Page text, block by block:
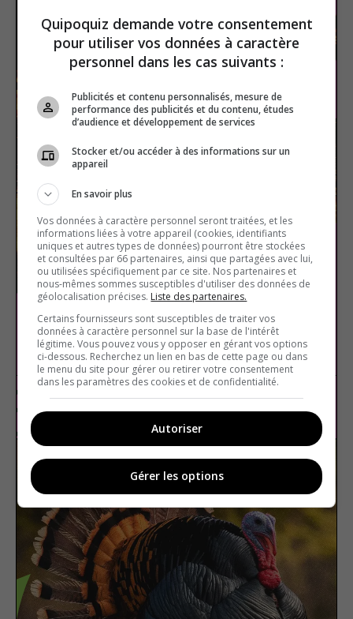
The Hunger Games
Quipoquiz demande votre consentement
pour utiliser vos données à caractère
personnel dans les cas suivants :
Publicités et contenu personnalisés, mesure de
performance des publicités et du contenu, études
d’audience et développement de services
Stocker et/ou accéder à des informations sur un
appareil
En savoir plus
Vos données à caractère personnel seront traitées, et les
informations liées à votre appareil (cookies, identifiants
uniques et autres types de données) pourront être stockées
et consultées par 66 partenaires, ainsi que partagées avec lui,
ou utilisées spécifiquement par ce site. Nos partenaires et
nous-mêmes sommes susceptibles d'utiliser des données de
géolocalisation précises. Liste des partenaires.
Certains fournisseurs sont susceptibles de traiter vos
données à caractère personnel sur la base de l'intérêt
légitime. Vous pouvez vous y opposer en gérant vos options
ci-dessous. Recherchez un lien en bas de cette page ou dans
le menu du site pour gérer ou retirer votre consentement
dans les paramètres des cookies et de confidentialité.
Autoriser
Gérer les options